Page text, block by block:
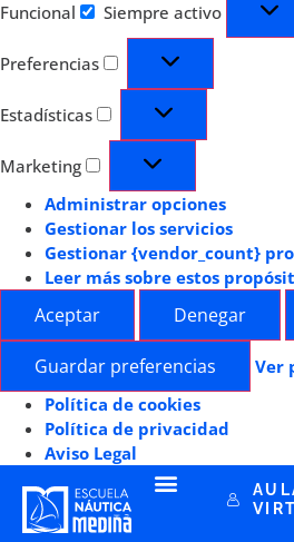
Funcional
Siempre activo
Preferencias
Estadísticas
Marketing
Administrar opciones
Gestionar los servicios
Gestionar {vendor_count}
Leer más sobre estos
Aceptar Denegar
Guardar preferencias
Ver
Política de cookies
Política de privacidad
Aviso Legal